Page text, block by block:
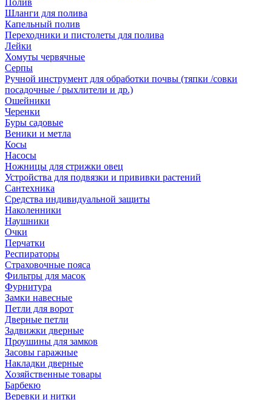
Полив
Шланги для полива
Капельный полив
Переходники и пистолеты для полива
Лейки
Хомуты червячные
Серпы
Ручной инструмент для обработки почвы (тяпки /совки
посадочные / рыхлители и др.)
Ошейники
Черенки
Буры садовые
Веники и метла
Косы
Насосы
Ножницы для стрижки овец
Устройства для подвязки и прививки растений
Сантехника
Средства индивидуальной защиты
Наколенники
Наушники
Очки
Перчатки
Респираторы
Страховочные пояса
Фильтры для масок
Фурнитура
Замки навесные
Петли для ворот
Дверные петли
Задвижки дверные
Проушины для замков
Засовы гаражные
Накладки дверные
Хозяйственные товары
Барбекю
Веревки и нитки